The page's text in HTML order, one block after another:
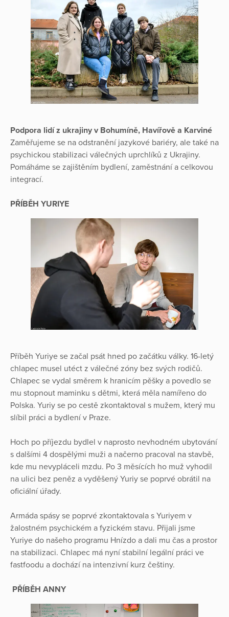
Podpora lidí z ukrajiny v Bohumíně, Havířově a Karviné
Zaměřujeme se na odstranění jazykové bariéry, ale také na
psychickou stabilizaci válečných uprchlíků z Ukrajiny.
Pomáháme se zajištěním bydlení, zaměstnání a celkovou
integrací.
PŘÍBĚH YURIYE
Příběh Yuriye se začal psát hned po začátku války. 16-letý
chlapec musel utéct z válečné zóny bez svých rodičů.
Chlapec se vydal směrem k hranicím pěšky a povedlo se
mu stopnout maminku s dětmi, která měla namířeno do
Polska. Yuriy se po cestě zkontaktoval s mužem, který mu
slíbil práci a bydlení v Praze.
Hoch po příjezdu bydlel v naprosto nevhodném ubytování
s dalšími 4 dospělými muži a načerno pracoval na stavbě,
kde mu nevypláceli mzdu. Po 3 měsících ho muž vyhodil
na ulici bez peněz a vyděšený Yuriy se poprvé obrátil na
oficiální úřady.
Armáda spásy se poprvé zkontaktovala s Yuriyem v
žalostném psychickém a fyzickém stavu. Přijali jsme
Yuriye do našeho programu Hnízdo a dali mu čas a prostor
na stabilizaci. Chlapec má nyní stabilní legální práci ve
fastfoodu a dochází na intenzivní kurz češtiny.
PŘÍBĚH ANNY